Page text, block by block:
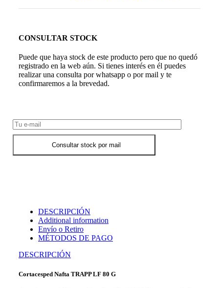
CONSULTAR STOCK
Puede que haya stock de este producto pero que no quedó
registrado en la web aún. Si tienes interés en él puedes
realizar una consulta por whatsapp o por mail y te
confirmaremos a la brevedad.
Consultar stock por mail
DESCRIPCIÓN
Additional information
Envío o Retiro
MÉTODOS DE PAGO
DESCRIPCIÓN
Cortacesped Nafta TRAPP LF 80 G